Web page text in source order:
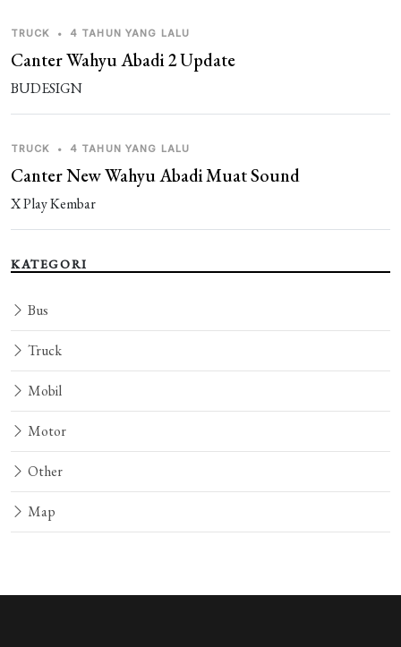
TRUCK • 4 TAHUN YANG LALU
Canter Wahyu Abadi 2 Update
BUDESIGN
TRUCK • 4 TAHUN YANG LALU
Canter New Wahyu Abadi Muat Sound
X Play Kembar
KATEGORI
Bus
Truck
Mobil
Motor
Other
Map